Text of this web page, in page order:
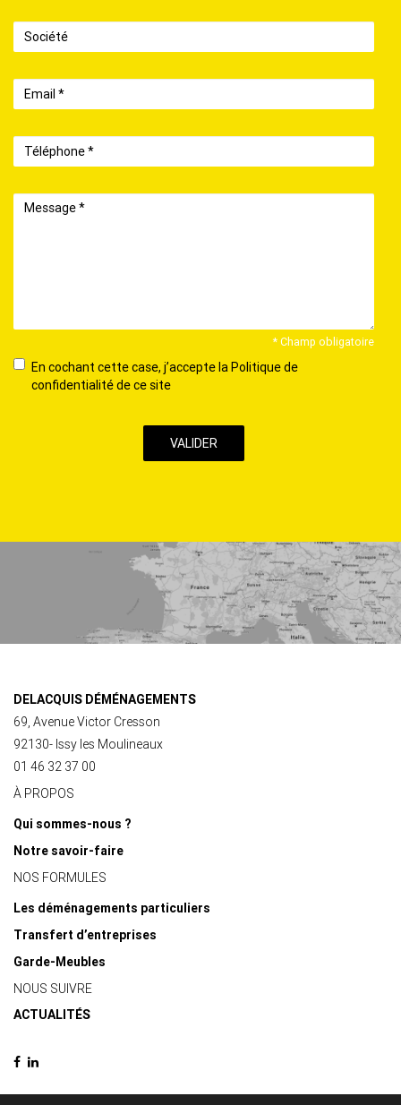
Société
Email
Téléphone
Message
* Champ obligatoire
En
cochant
ce
En cochant cette case, j’accepte la Politique de
confidentialité de ce site
DELACQUIS DÉMÉNAGEMENTS
69, Avenue Victor Cresson
92130- Issy les Moulineaux
01 46 32 37 00
À PROPOS
Qui sommes-nous ?
Notre savoir-faire
NOS FORMULES
Les déménagements particuliers
Transfert d’entreprises
Garde-Meubles
NOUS SUIVRE
ACTUALITÉS